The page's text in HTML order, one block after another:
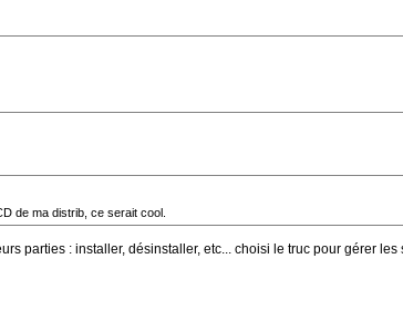
de ma distrib, ce serait cool.
parties : installer, désinstaller, etc... choisi le truc pour gérer